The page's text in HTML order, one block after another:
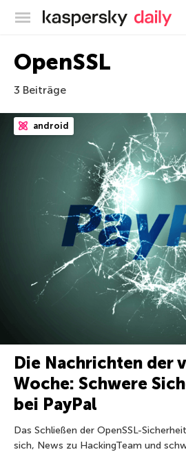
Offizieller
OpenSSL
3 Beiträge
android
Die Nachrichten der
Woche: Schwere
bei PayPal
Das Schließen der OpenSSL-
sich, News zu HackingTeam und